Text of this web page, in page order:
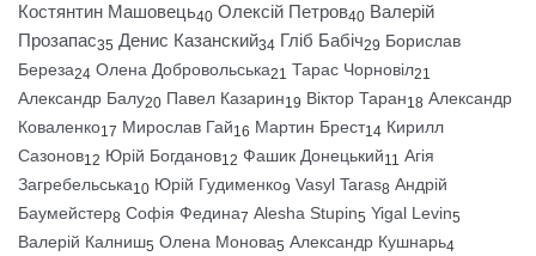
Костянтин Машовець40 Олексій Петров40 Валерій
Прозапас35 Денис Казанский34 Гліб Бабіч29 Борислав
Береза24 Олена Добровольська21 Тарас Чорновіл21
Александр Балу20 Павел Казарин19 Віктор Таран18 Александр
Коваленко17 Мирослав Гай16 Мартин Брест14 Кирилл
Сазонов12 Юрій Богданов12 Фашик Донецький11 Агія
Загребельська10 Юрій Гудименко9 Vasyl Taras8 Андрій
Баумейстер8 Софія Федина7 Alesha Stupin5 Yigal Levin5
Валерій Калниш5 Олена Монова5 Александр Кушнарь4